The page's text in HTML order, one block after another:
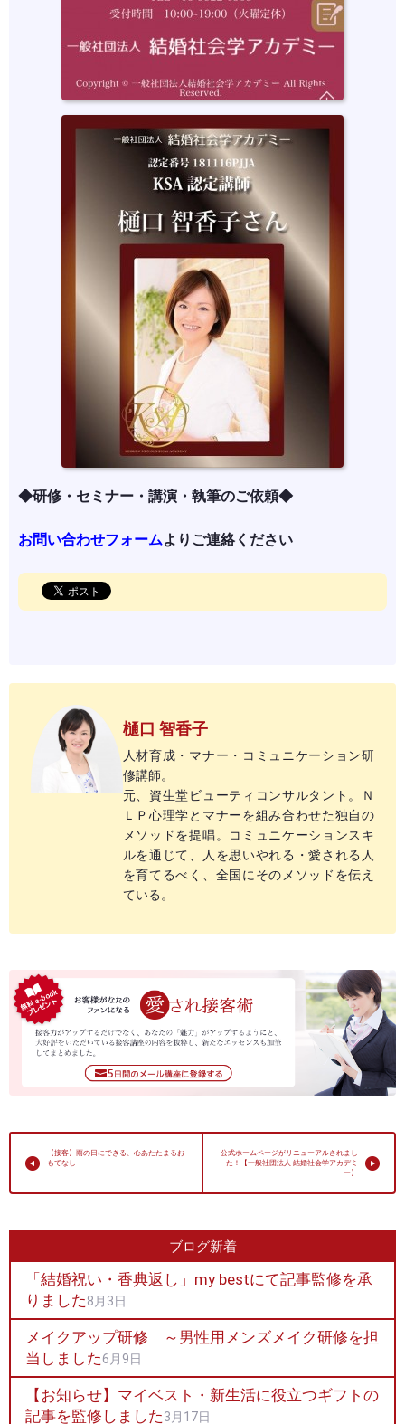
◆研修・セミナー・講演・執筆のご依頼◆
お問い合わせフォームよりご連絡ください
樋口 智香子
人材育成・マナー・コミュニケーション研
修講師。
元、資生堂ビューティコンサルタント。Ｎ
ＬＰ心理学とマナーを組み合わせた独自の
メソッドを提唱。コミュニケーションスキ
ルを通じて、人を思いやれる・愛される人
を育てるべく、全国にそのメソッドを伝え
ている。
【接客】雨の日にできる、心あたたまるお
もてなし
公式ホームページがリニューアルされまし
た！【一般社団法人 結婚社会学アカデミ
ー】
ブログ新着
「結婚祝い・香典返し」my bestにて記事監修を承
りました8月3日
メイクアップ研修 ～男性用メンズメイク研修を担
当しました6月9日
【お知らせ】マイベスト・新生活に役立つギフトの
記事を監修しました3月17日